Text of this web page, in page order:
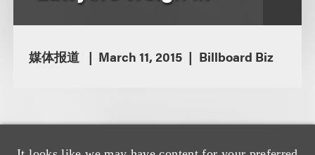
媒体报道 March 11, 2015 Billboard Biz